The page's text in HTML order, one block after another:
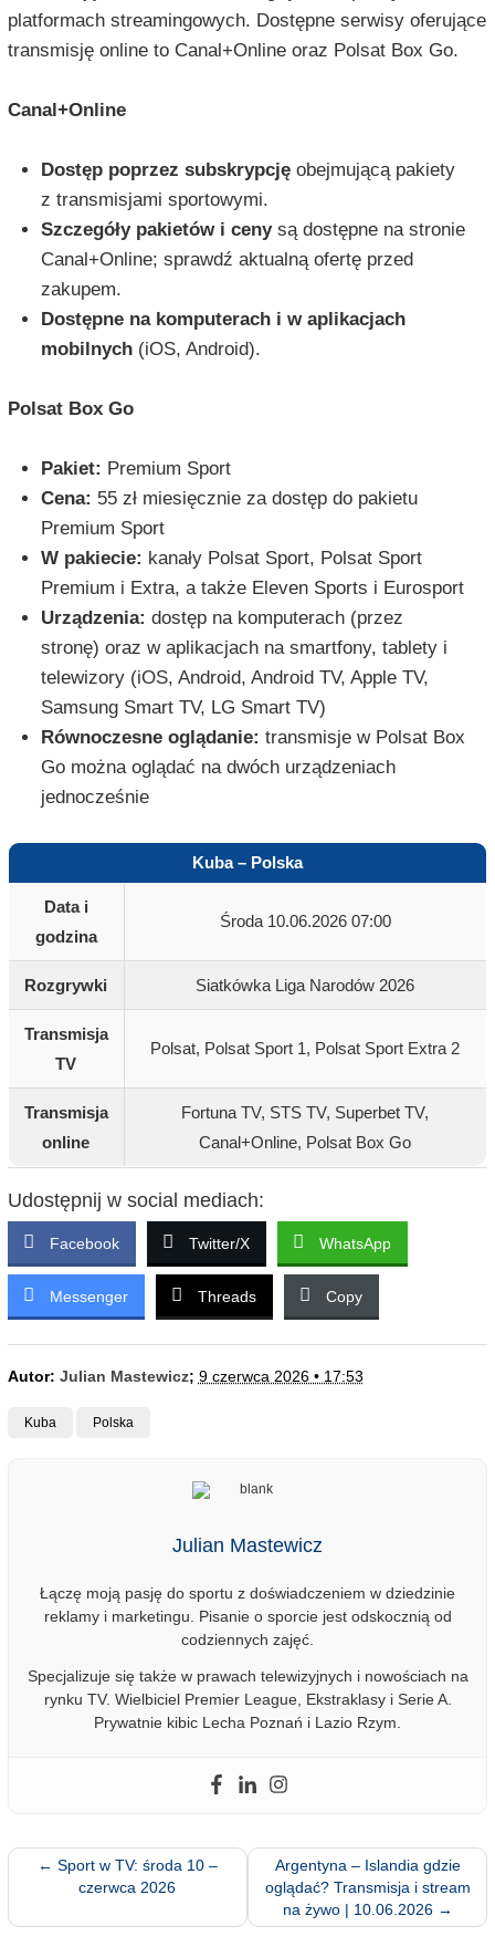
platformach streamingowych. Dostępne serwisy oferujące
transmisję online to Canal+Online oraz Polsat Box Go.
Canal+Online
Dostęp poprzez subskrypcjęobejmującą pakiety
z transmisjami sportowymi.
Szczegóły pakietów i cenysą dostępne na stronie
Canal+Online; sprawdź aktualną ofertę przed
zakupem.
Dostępne na komputerach i w aplikacjach
mobilnych(iOS, Android).
Polsat Box Go
Pakiet: Premium Sport
Cena: 55 zł miesięcznie za dostęp do pakietu
Premium Sport
W pakiecie: kanały Polsat Sport, Polsat Sport
Premium i Extra, a także Eleven Sports i Eurosport
Urządzenia: dostęp na komputerach (przez
stronę) oraz w aplikacjach na smartfony, tablety i
telewizory (iOS, Android, Android TV, Apple TV,
Samsung Smart TV, LG Smart TV)
Równoczesne oglądanie: transmisje w Polsat Box
Go można oglądać na dwóch urządzeniach
jednocześnie
Kuba – Polska
Data i
godzina
Środa 10.06.2026 07:00
Rozgrywki Siatkówka Liga Narodów 2026
Transmisja
TV
Polsat, Polsat Sport 1, Polsat Sport Extra 2
Transmisja
online
Fortuna TV, STS TV, Superbet TV,
Canal+Online, Polsat Box Go
Udostępnij w social mediach:
Facebook Twitter/X WhatsApp
Messenger Threads Copy
Autor: Julian Mastewicz; 9 czerwca 2026 • 17:53
Kuba Polska
Julian Mastewicz
Łączę moją pasję do sportu z doświadczeniem w dziedzinie
reklamy i marketingu. Pisanie o sporcie jest odskocznią od
codziennych zajęć.
Specjalizuje się także w prawach telewizyjnych i nowościach na
rynku TV. Wielbiciel Premier League, Ekstraklasy i Serie A.
Prywatnie kibic Lecha Poznań i Lazio Rzym.
← Sport w TV: środa 10 –
czerwca 2026
Argentyna – Islandia gdzie
oglądać? Transmisja i stream
na żywo | 10.06.2026 →